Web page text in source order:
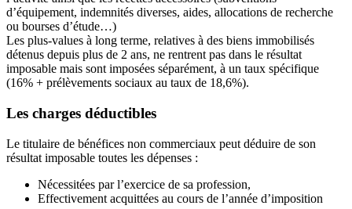
d’équipement, indemnités diverses, aides, allocations de recherche
ou bourses d’étude…)
Les plus-values à long terme, relatives à des biens immobilisés
détenus depuis plus de 2 ans, ne rentrent pas dans le résultat
imposable mais sont imposées séparément, à un taux spécifique
(16% + prélèvements sociaux au taux de 18,6%).
Les charges déductibles
Le titulaire de bénéfices non commerciaux peut déduire de son
résultat imposable toutes les dépenses :
Nécessitées par l’exercice de sa profession,
Effectivement acquittées au cours de l’année d’imposition